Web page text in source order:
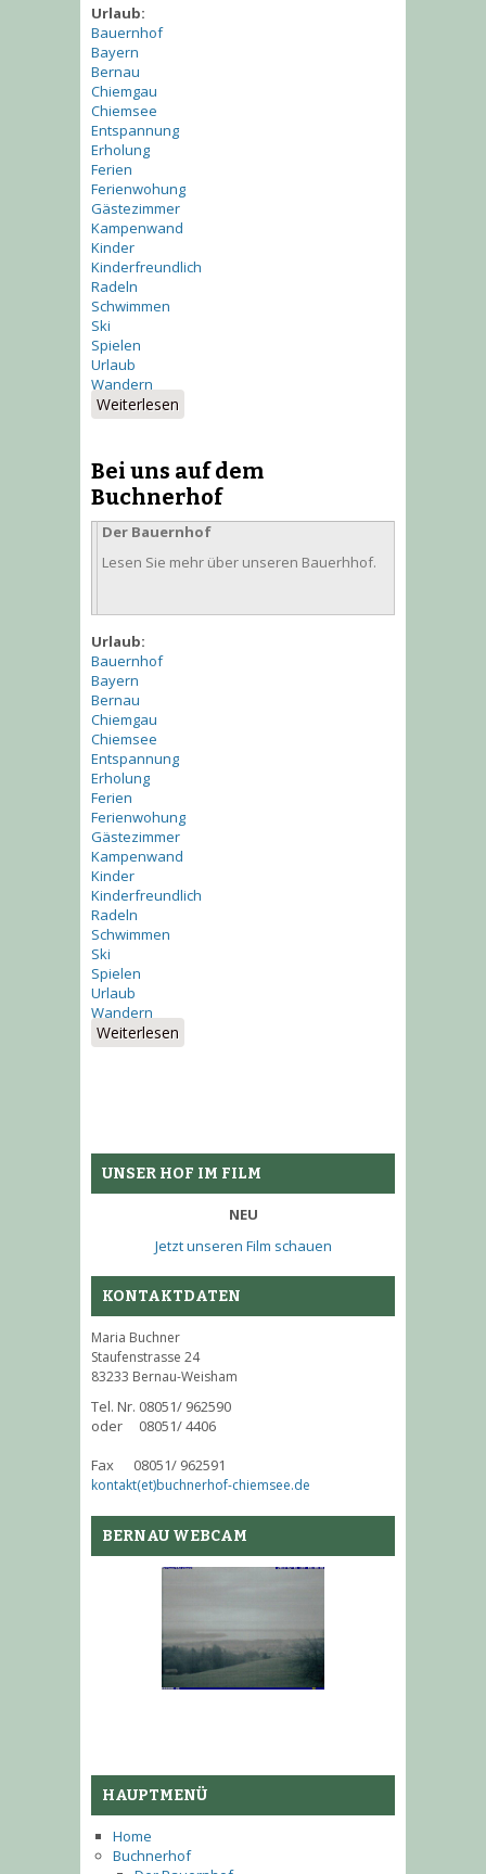
Urlaub:
Bauernhof
Bayern
Bernau
Chiemgau
Chiemsee
Entspannung
Erholung
Ferien
Ferienwohung
Gästezimmer
Kampenwand
Kinder
Kinderfreundlich
Radeln
Schwimmen
Ski
Spielen
Urlaub
Wandern
Weiterlesen
Bei uns auf dem
Buchnerhof
Der Bauernhof
Lesen Sie mehr über unseren Bauerhhof.
Urlaub:
Bauernhof
Bayern
Bernau
Chiemgau
Chiemsee
Entspannung
Erholung
Ferien
Ferienwohung
Gästezimmer
Kampenwand
Kinder
Kinderfreundlich
Radeln
Schwimmen
Ski
Spielen
Urlaub
Wandern
Weiterlesen
Buchnerhof
UNSER HOF IM FILM
NEU
Jetzt unseren Film schauen
KONTAKTDATEN
Maria Buchner
Staufenstrasse 24
83233 Bernau-Weisham
Tel. Nr. 08051/ 962590
oder 08051/ 4406
Fax 08051/ 962591
kontakt(et)buchnerhof-chiemsee.de
BERNAU WEBCAM
HAUPTMENÜ
Home
Buchnerhof